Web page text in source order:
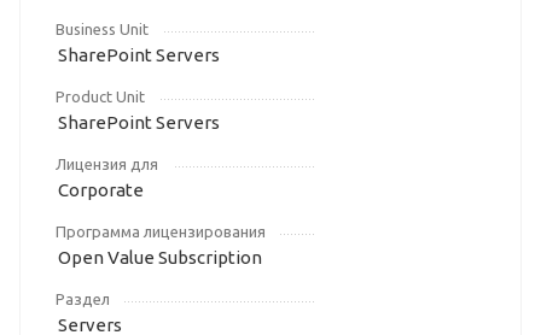
Business Unit
SharePoint Servers
Product Unit
SharePoint Servers
Лицензия для
Corporate
Программа лицензирования
Open Value Subscription
Раздел
Servers